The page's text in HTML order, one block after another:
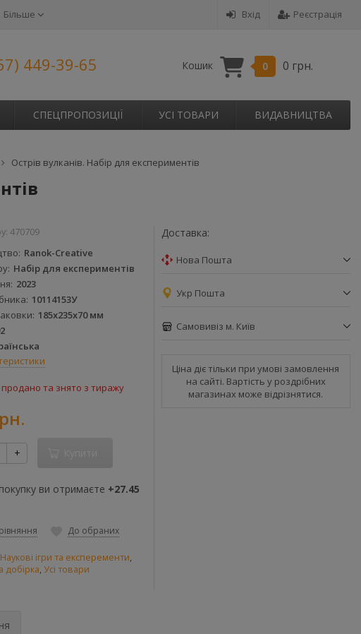
Вхід Реєстрація
Більше
449-39-65 Кошик 0 0 грн.
СПЕЦПРОПОЗИЦІЇ УСІ ТОВАРИ ВИДАВНИЦТВА
Острів вулканів. Набір для експериментів
470709
Ranok-Creative
Набір для експериментів
2023
10114153У
185х235х70 мм
та знято з тиражу
+
ви отримаєте +27.45
До обраних
Наукові ігри та експеременти,
добірка, Усі товари
Доставка:
Нова Пошта
Укр Пошта
Самовивіз м. Київ
Ціна діє тільки при умові замовлення
на сайті. Вартість у роздрібних
магазинах може відрізнятися.